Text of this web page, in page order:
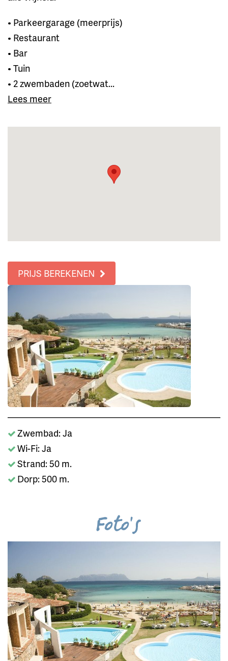
• Parkeergarage (meerprijs)
• Restaurant
• Bar
• Tuin
• 2 zwembaden (zoetwat...
Lees meer
PRIJS BEREKENEN
Zwembad: Ja
Wi-Fi: Ja
Strand: 50 m.
Dorp: 500 m.
Foto's